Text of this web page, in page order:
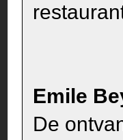
Emile
De